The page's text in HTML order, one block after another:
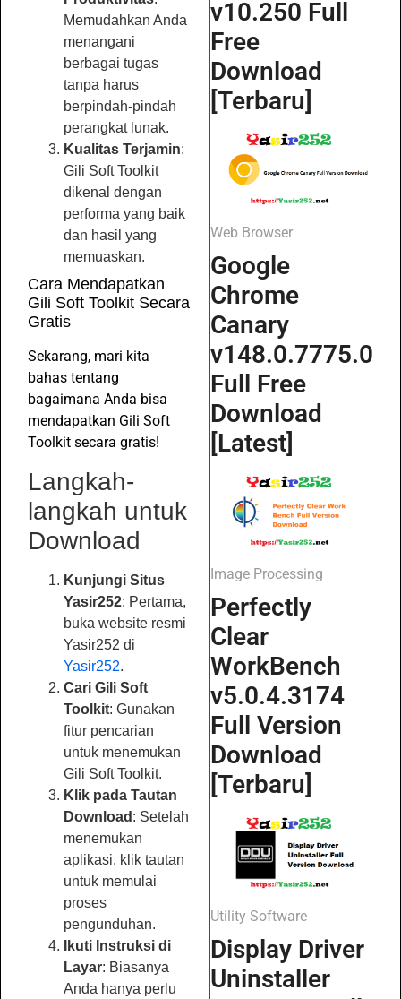
Memudahkan Anda
menangani
berbagai tugas
tanpa harus
berpindah-pindah
perangkat lunak.
Kualitas Terjamin:
Gili Soft Toolkit
dikenal dengan
performa yang baik
dan hasil yang
memuaskan.
Cara Mendapatkan
Gili Soft Toolkit Secara
Gratis
Sekarang, mari kita
bahas tentang
bagaimana Anda bisa
mendapatkan Gili Soft
Toolkit secara gratis!
Langkah-
langkah untuk
Download
Kunjungi Situs
Yasir252: Pertama,
buka website resmi
Yasir252 di
Yasir252.
Cari Gili Soft
Toolkit: Gunakan
fitur pencarian
untuk menemukan
Gili Soft Toolkit.
Klik pada Tautan
Download : Setelah
menemukan
aplikasi, klik tautan
untuk memulai
proses
pengunduhan.
Ikuti Instruksi di
Layar: Biasanya
Anda hanya perlu
v10.250 Full
Free
Download
[Terbaru]
Web Browser
Google
Chrome
Canary
v148.0.7775.0
Full Free
Download
[Latest]
Image Processing
Perfectly
Clear
WorkBench
v5.0.4.3174
Full Version
Download
[Terbaru]
Utility Software
Display Driver
Uninstaller